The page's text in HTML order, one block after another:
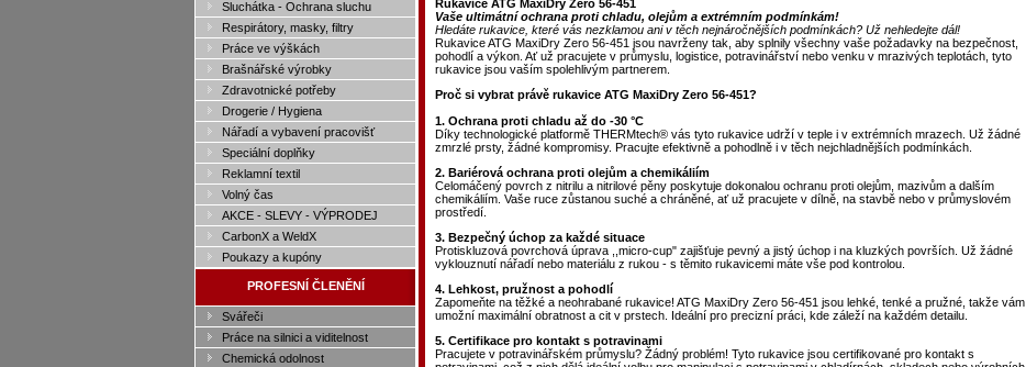
Sluchátka - Ochrana sluchu
Respirátory, masky, filtry
Práce ve výškách
Brašnářské výrobky
Zdravotnické potřeby
Drogerie / Hygiena
Nářadí a vybavení pracovišť
Speciální doplňky
Reklamní textil
Volný čas
AKCE - SLEVY - VÝPRODEJ
CarbonX a WeldX
Poukazy a kupóny
PROFESNÍ ČLENĚNÍ
Svářeči
Práce na silnici a viditelnost
Chemická odolnost
Rukavice ATG MaxiDry Zero 56-451
Vaše ultimátní ochrana proti chladu, olejům a extrémním podmínkám!
Hledáte rukavice, které vás nezklamou ani v těch nejnáročnějších podmínkách? Už nehledejte dál!
Rukavice ATG MaxiDry Zero 56-451 jsou navrženy tak, aby splnily všechny vaše požadavky na bezpečnost,
pohodlí a výkon. Ať už pracujete v průmyslu, logistice, potravinářství nebo venku v mrazivých teplotách, tyto
rukavice jsou vaším spolehlivým partnerem.
Proč si vybrat právě rukavice ATG MaxiDry Zero 56-451?
1. Ochrana proti chladu až do -30 °C
Díky technologické platformě THERMtech® vás tyto rukavice udrží v teple i v extrémních mrazech. Už žádné
zmrzlé prsty, žádné kompromisy. Pracujte efektivně a pohodlně i v těch nejchladnějších podmínkách.
2. Bariérová ochrana proti olejům a chemikáliím
Celomáčený povrch z nitrilu a nitrilové pěny poskytuje dokonalou ochranu proti olejům, mazivům a dalším
chemikáliím. Vaše ruce zůstanou suché a chráněné, ať už pracujete v dílně, na stavbě nebo v průmyslovém
prostředí.
3. Bezpečný úchop za každé situace
Protiskluzová povrchová úprava ,,micro-cup" zajišťuje pevný a jistý úchop i na kluzkých površích. Už žádné
vyklouznutí nářadí nebo materiálu z rukou - s těmito rukavicemi máte vše pod kontrolou.
4. Lehkost, pružnost a pohodlí
Zapomeňte na těžké a neohrabané rukavice! ATG MaxiDry Zero 56-451 jsou lehké, tenké a pružné, takže vám
umožní maximální obratnost a cit v prstech. Ideální pro precizní práci, kde záleží na každém detailu.
5. Certifikace pro kontakt s potravinami
Pracujete v potravinářském průmyslu? Žádný problém! Tyto rukavice jsou certifikované pro kontakt s